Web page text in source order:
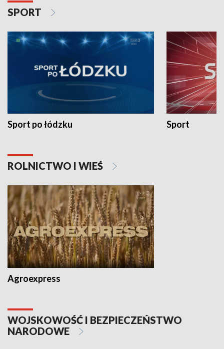
SPORT
Sport po łódzku Sport
ROLNICTWO I WIEŚ
Agroexpress
WOJSKOWOŚĆ I BEZPIECZEŃSTWO
NARODOWE